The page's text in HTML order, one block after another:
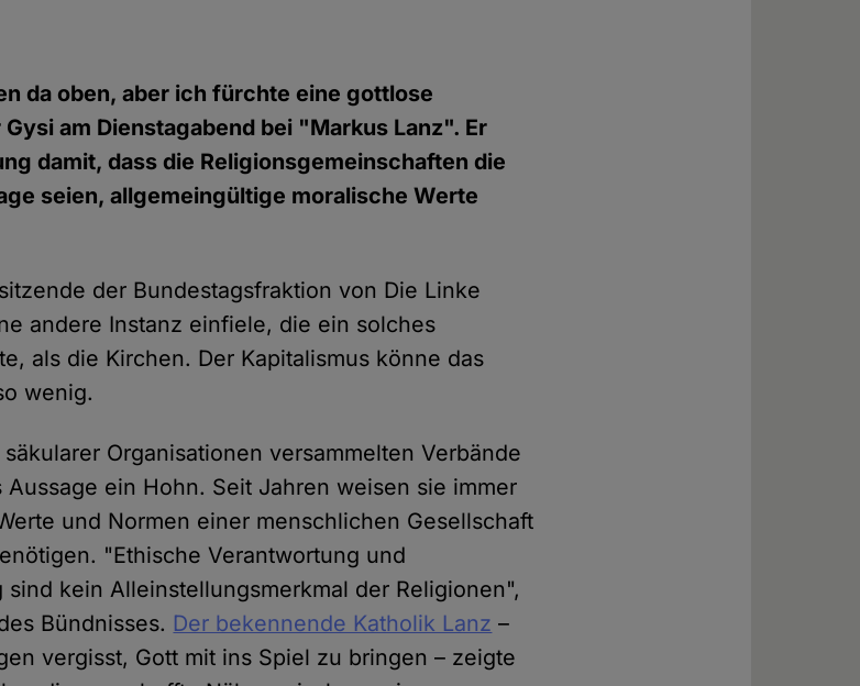
da oben, aber ich fürchte eine gottlose
am Dienstagabend bei "Markus Lanz". Er
damit, dass die Religionsgemeinschaften die
seien, allgemeingültige moralische Werte
der Bundestagsfraktion von Die Linke
andere Instanz einfiele, die ein solches
als die Kirchen. Der Kapitalismus könne das
wenig.
Organisationen versammelten Verbände
ein Hohn. Seit Jahren weisen sie immer
und Normen einer menschlichen Gesellschaft
"Ethische Verantwortung und
kein Alleinstellungsmerkmal der Religionen",
Bündnisses. Der bekennende Katholik Lanz –
vergisst, Gott mit ins Spiel zu bringen – zeigte